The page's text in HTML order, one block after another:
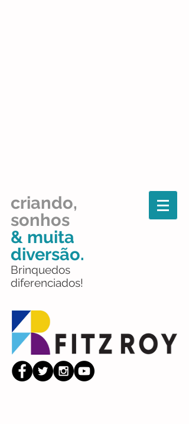
criando,
sonhos
& muita
diversão.
Brinquedos
diferenciados!